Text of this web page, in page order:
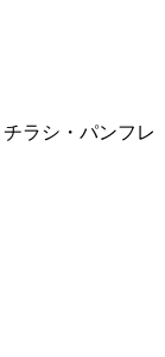
ラシ・パンフレ